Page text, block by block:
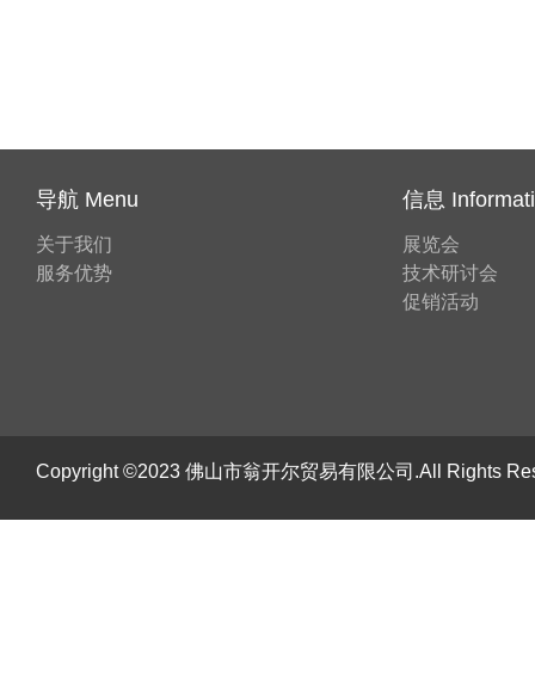
导航 Menu
关于我们
服务优势
信息
展览会
技术研讨会
促销活动
Copyright ©2023 佛山市翁开尔贸易有限公司.All Rights